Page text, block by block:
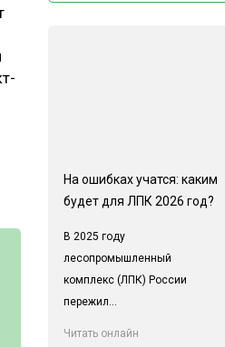
ВЫСТАВОК
На ошибках учатся: каким
будет для ЛПК 2026 год?
В 2025 году
лесопромышленный
комплекс (ЛПК) России
пережил...
Читать онлайн